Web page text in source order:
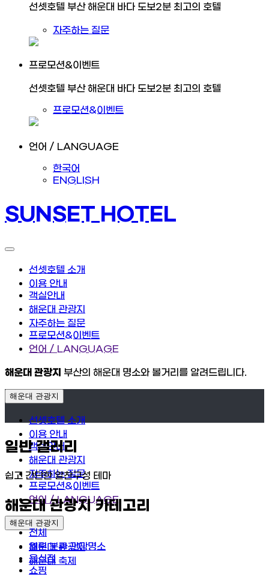
선셋호텔 부산 해운대 바다 도보2분 최고의 호텔
자주하는 질문
프로모션&이벤트
선셋호텔 부산 해운대 바다 도보2분 최고의 호텔
프로모션&이벤트
언어 / LANGUAGE
한국어
ENGLISH
SUNSET HOTEL
선셋호텔 소개
이용 안내
객실안내
해운대 관광지
자주하는 질문
프로모션&이벤트
언어 / LANGUAGE
해운대 관광지 부산의 해운대 명소와 볼거리를 알려드립니다.
해운대 관광지
선셋호텔 소개
이용 안내
객실안내
해운대 관광지
자주하는 질문
프로모션&이벤트
언어 / LANGUAGE
해운대 관광지
해운대 관광지
해운대 축제
일반 갤러리
쉽고 간단한 알찬구성 테마
해운대 관광지 카테고리
전체
열린 분류관광명소
음식점
쇼핑